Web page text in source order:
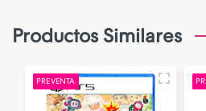
Productos Similares
PREVENTA